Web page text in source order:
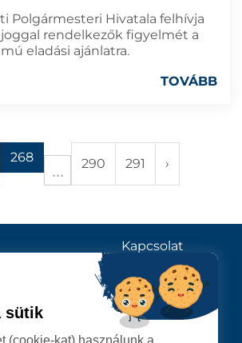
Polgármesteri Hivatala felhívja
joggal rendelkezők figyelmét a
eladási ajánlatra.
TOVÁBB
268 290 291 ›
SZATMÁRNÉMETI
Kapcsolat
KÖVESSENEK
sütik
(cookie-kat) használunk a